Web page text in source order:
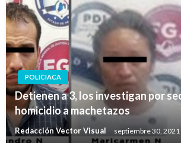
POLICIACA
Detienen a 3, los investigan por
homicidio a machetazos
Redacción Vector Visual septiembre 30, 2021